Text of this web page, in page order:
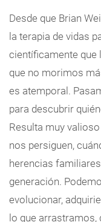
Desde que Brian
la terapia de vidas
científicamente que
que no morimos
es atemporal.
para descubrir
Resulta muy
nos persiguen,
herencias
generación.
evolucionar,
lo que